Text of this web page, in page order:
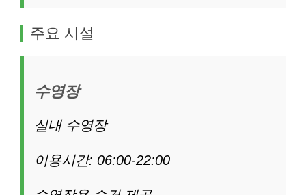
주요 시설
수영장
실내 수영장
이용시간: 06:00-22:00